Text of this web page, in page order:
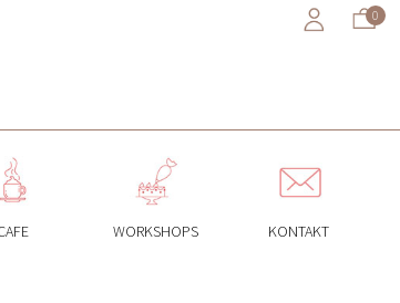
0
WORKSHOPS KONTAKT